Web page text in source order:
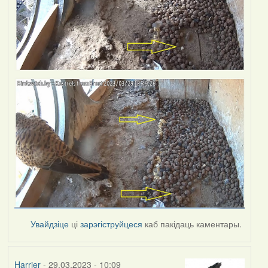
Увайдзіце цізарэгіструйцеся каб пакідаць каментары.
Harrier- 29.03.2023 - 10:09